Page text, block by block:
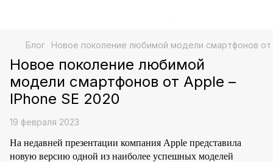
Блог Новое поколение любимой модели смартфонов от
Новое поколение любимой
модели смартфонов от Apple –
IPhone SE 2020
19 февраля 2023
На недавней презентации компания Apple представила
новую версию одной из наиболее успешных моделей